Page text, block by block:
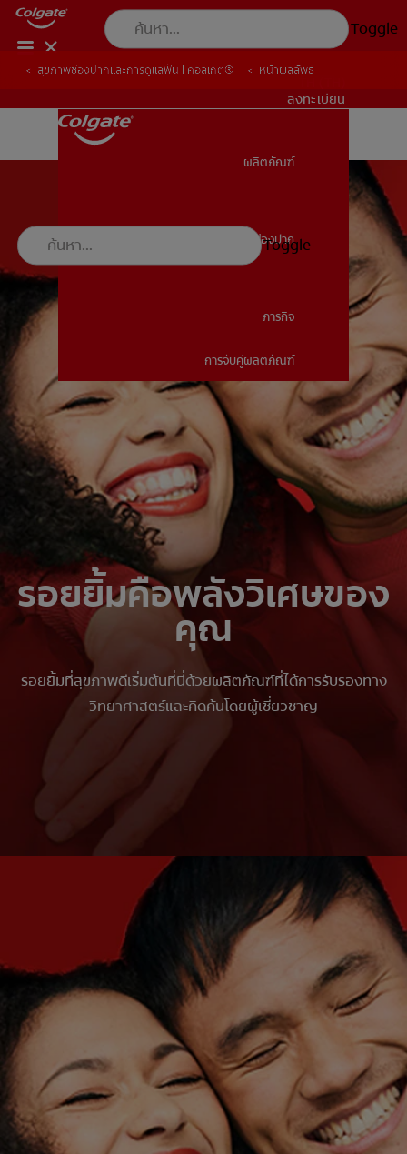
Toggle
สุขภาพช่องปาก
ภารกิจ
การจับคู่ผลิตภัณฑ์
TH (TH)
ลงทะเบียน
ลงทะเบียน
ผลิตภัณฑ์
สุขภาพช่องปาก
ภารกิจ
การจับคู่ผลิตภัณฑ์
Toggle
สุขภาพช่องปากและการดูแลฟัน | คอลเกต® หน้าผลลัพธ์
รอยยิ้มคือพลังวิเศษของ
คุณ
รอยยิ้มที่สุขภาพดีเริ่มต้นที่นี่ด้วยผลิตภัณฑ์ที่ได้การรับรองทาง
วิทยาศาสตร์และคิดค้นโดยผู้เชี่ยวชาญ